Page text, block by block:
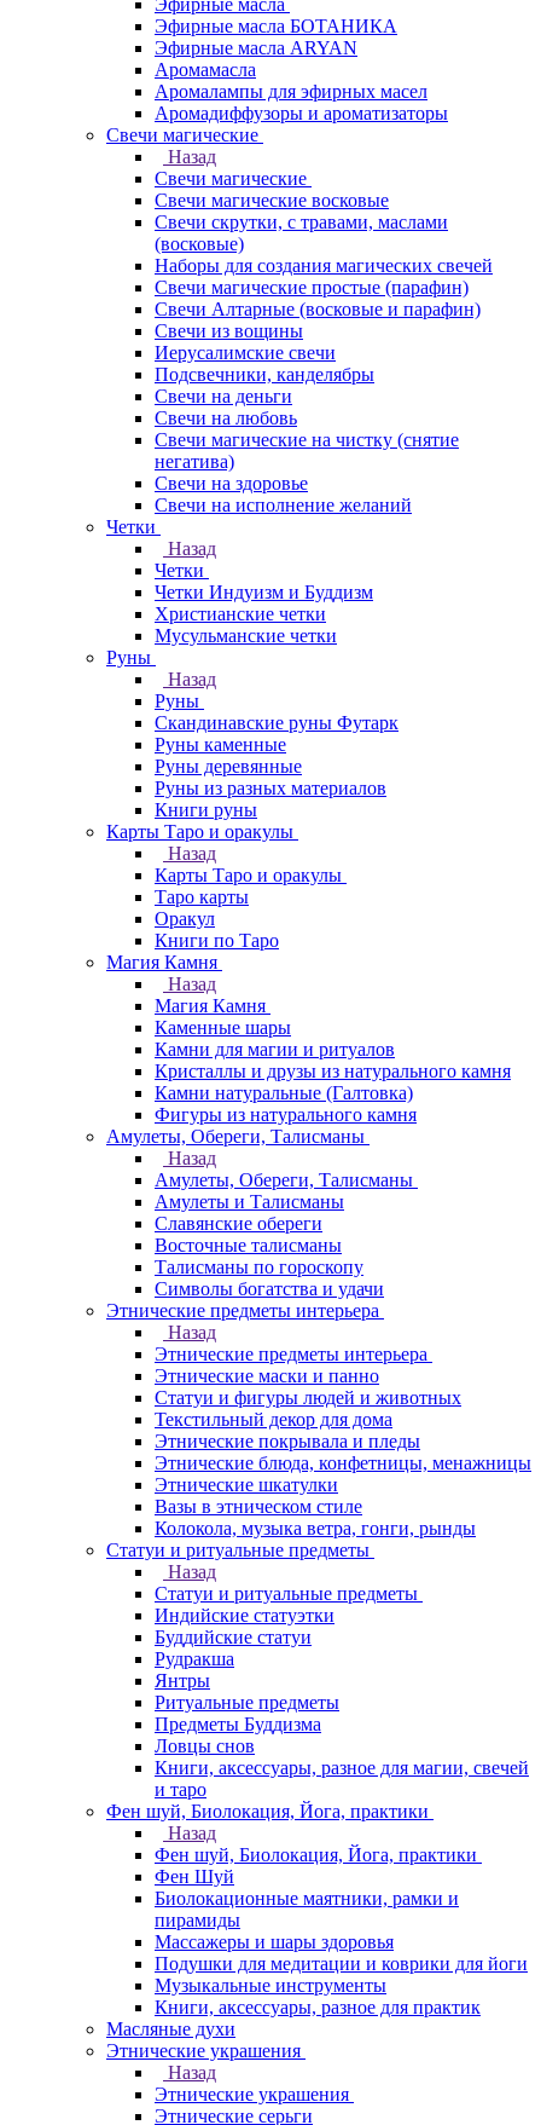
Эфирные масла
Эфирные масла БОТАНИКА
Эфирные масла ARYAN
Аромамасла
Аромалампы для эфирных масел
Аромадиффузоры и ароматизаторы
Свечи магические
Назад
Свечи магические
Свечи магические восковые
Свечи скрутки, с травами, маслами
(восковые)
Наборы для создания магических свечей
Свечи магические простые (парафин)
Свечи Алтарные (восковые и парафин)
Свечи из вощины
Иерусалимские свечи
Подсвечники, канделябры
Свечи на деньги
Свечи на любовь
Свечи магические на чистку (снятие
негатива)
Свечи на здоровье
Свечи на исполнение желаний
Четки
Назад
Четки
Четки Индуизм и Буддизм
Христианские четки
Мусульманские четки
Руны
Назад
Руны
Скандинавские руны Футарк
Руны каменные
Руны деревянные
Руны из разных материалов
Книги руны
Карты Таро и оракулы
Назад
Карты Таро и оракулы
Таро карты
Оракул
Книги по Таро
Магия Камня
Назад
Магия Камня
Каменные шары
Камни для магии и ритуалов
Кристаллы и друзы из натурального камня
Камни натуральные (Галтовка)
Фигуры из натурального камня
Амулеты, Обереги, Талисманы
Назад
Амулеты, Обереги, Талисманы
Амулеты и Талисманы
Славянские обереги
Восточные талисманы
Талисманы по гороскопу
Символы богатства и удачи
Этнические предметы интерьера
Назад
Этнические предметы интерьера
Этнические маски и панно
Статуи и фигуры людей и животных
Текстильный декор для дома
Этнические покрывала и пледы
Этнические блюда, конфетницы, менажницы
Этнические шкатулки
Вазы в этническом стиле
Колокола, музыка ветра, гонги, рынды
Статуи и ритуальные предметы
Назад
Статуи и ритуальные предметы
Индийские статуэтки
Буддийские статуи
Рудракша
Янтры
Ритуальные предметы
Предметы Буддизма
Ловцы снов
Книги, аксессуары, разное для магии, свечей
и таро
Фен шуй, Биолокация, Йога, практики
Назад
Фен шуй, Биолокация, Йога, практики
Фен Шуй
Биолокационные маятники, рамки и
пирамиды
Массажеры и шары здоровья
Подушки для медитации и коврики для йоги
Музыкальные инструменты
Книги, аксессуары, разное для практик
Масляные духи
Этнические украшения
Назад
Этнические украшения
Этнические серьги